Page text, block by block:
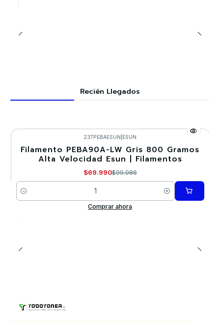
Recién Llegados
-30%
237PEBAESUN ESUN
Filamento PEBA90A-LW Gris 800 Gramos
Alta Velocidad Esun | Filamentos
$69.990$99.986
Cantidad
Comprar ahora